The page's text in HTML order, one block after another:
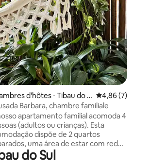
5
sur la base de 7 commentaires : 4,86 sur 5
d'hôtes ⋅ Tibau do S
Évaluation moyenne
4,86 (7)
Barbara, chambre familiale
apartamento familial acomoda 4
(adultos ou crianças). Esta
dispõe de 2 quartos
uma área de estar com rede.
possui frigobar, cofre, Smart TV
ar-condicionado nos quartos e na
do Sul